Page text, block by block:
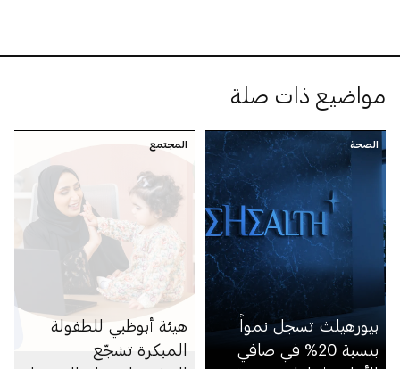
مواضيع ذات صلة
الصحة
بيورهيلث تسجل نمواً
بنسبة 20% في صافي
المجتمع
هيئة أبوظبي للطفولة
المبكرة تشجّع